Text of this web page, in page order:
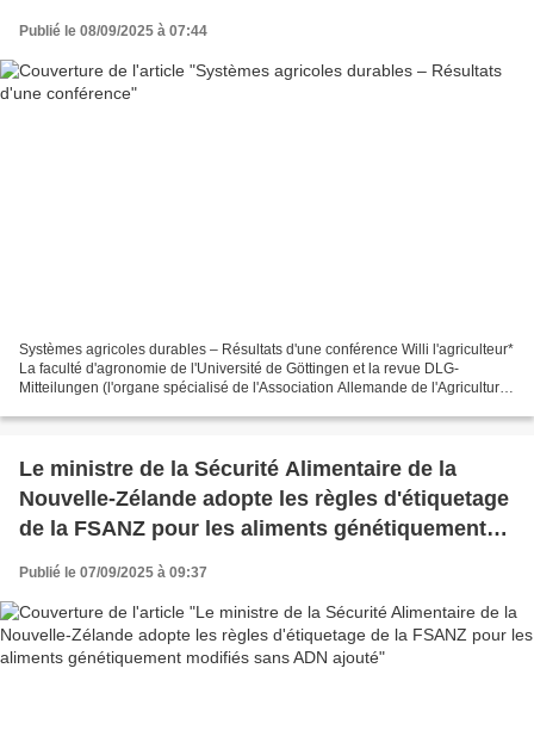
Publié le 08/09/2025 à 07:44
Systèmes agricoles durables – Résultats d'une conférence Willi l'agriculteur*
La faculté d'agronomie de l'Université de Göttingen et la revue DLG-
Mitteilungen (l'organe spécialisé de l'Association Allemande de l'Agriculture
Le ministre de la Sécurité Alimentaire de la
Nouvelle-Zélande adopte les règles d'étiquetage
de la FSANZ pour les aliments génétiquement
modifiés sans ADN ajouté
Publié le 07/09/2025 à 09:37